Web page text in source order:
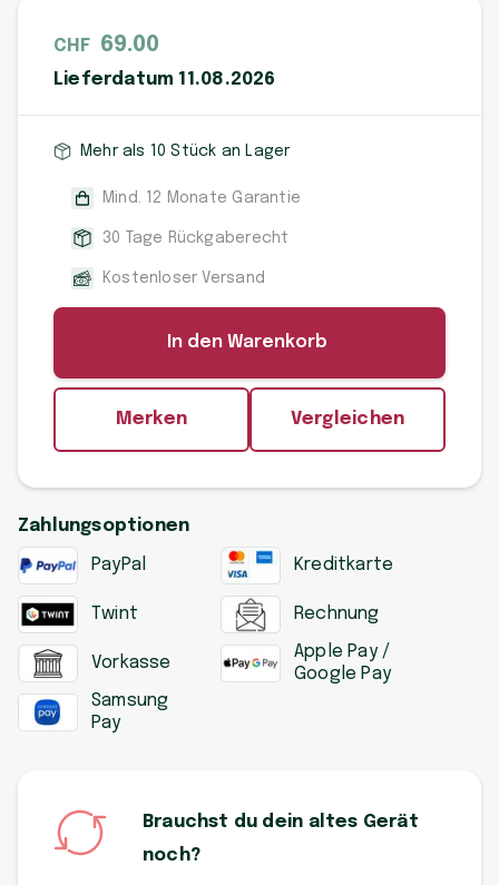
CHF 69.00
Lieferdatum 11.08.2026
Mehr als 10 Stück an Lager
Mind. 12 Monate Garantie
30 Tage Rückgaberecht
Kostenloser Versand
In den Warenkorb
Merken Vergleichen
Zahlungsoptionen
PayPal Kreditkarte
Twint Rechnung
Vorkasse
Apple Pay /
Google Pay
Samsung
Pay
Brauchst du dein altes Gerät
noch?